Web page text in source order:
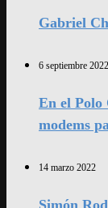
Gabriel
6 septiembre 2022
En el Polo
modems
14 marzo 2022
Simón